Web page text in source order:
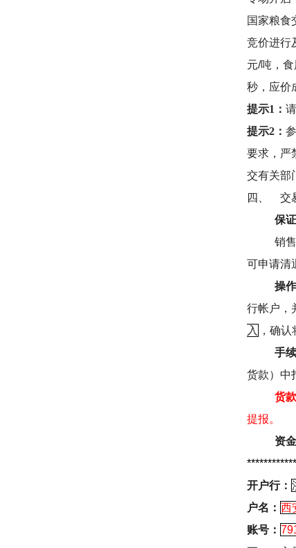
国家粮食
竞价进行
元/吨，
秒，应价
提示1：
提示2：
要求，严
交有关部
四、
交
保
销
可申请清
操
行帐户，
入
，确认
手
货款）中
货款
提报。
资
开户行：
户名： 西
账号：